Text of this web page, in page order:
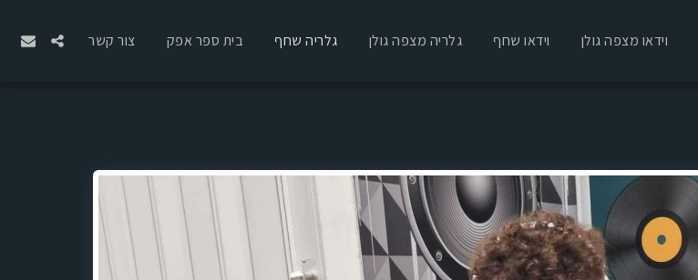
וידאו מצפה גולן וידאו שחף גלריה מצפה גולן גלריה שחף בית ספר אפק צור קשר